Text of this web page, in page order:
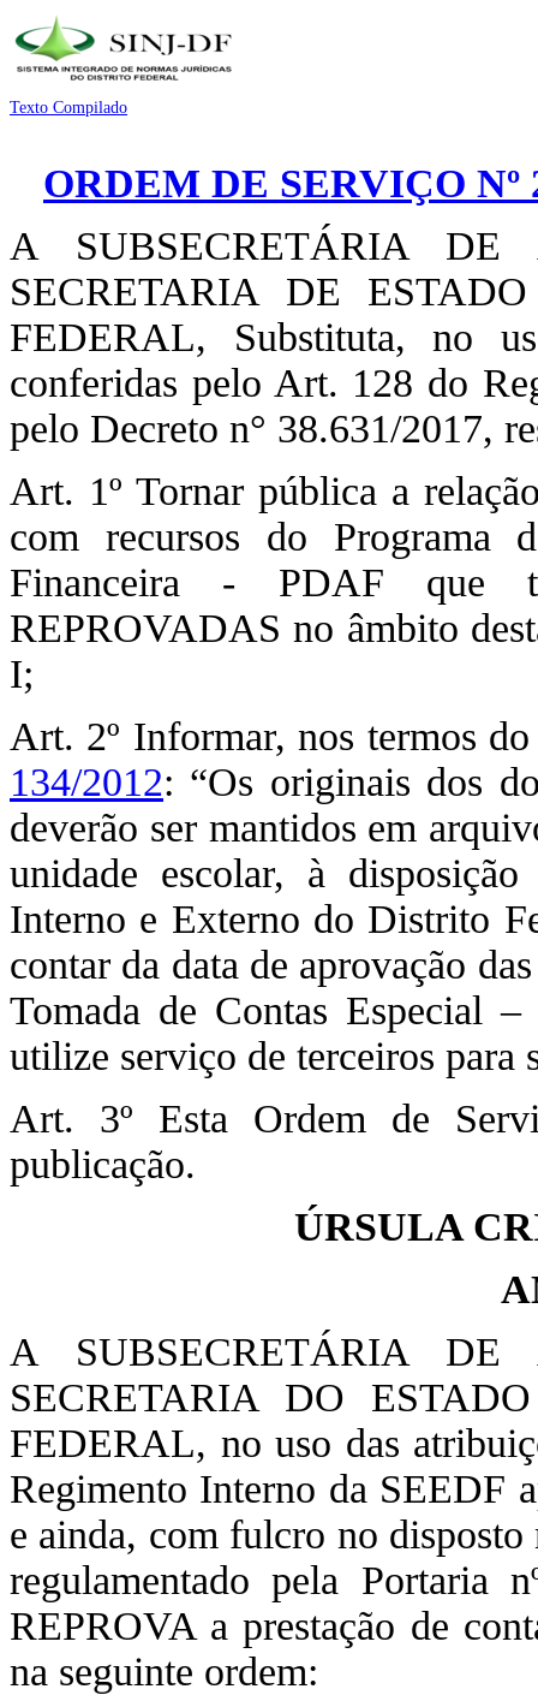
Texto Compilado
ORDEM DE SERVIÇO Nº
A SUBSECRETÁRIA DE
SECRETARIA DE
FEDERAL, Substituta, no
conferidas pelo Art. 128 do
pelo Decreto n° 38.631/2017,
Art. 1º Tornar pública a
com recursos do Programa
Financeira - PDAF que
REPROVADAS no âmbito
I;
Art. 2º Informar, nos termos
134/2012: “Os originais dos
deverão ser mantidos em
unidade escolar, à
Interno e Externo do Distrito
contar da data de aprovação
Tomada de Contas Especial
utilize serviço de terceiros para
Art. 3º Esta Ordem de
publicação.
ÚRSULA
A SUBSECRETÁRIA DE
SECRETARIA DO
FEDERAL, no uso das
Regimento Interno da SEEDF
e ainda, com fulcro no
regulamentado pela Portaria
REPROVA a prestação de
na seguinte ordem: